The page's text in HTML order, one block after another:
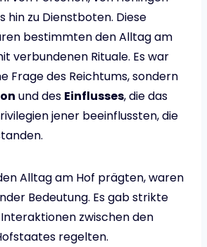
hin zu Dienstboten. Diese
bestimmten den Alltag am
verbundenen Rituale. Es war
Frage des Reichtums, sondern
und des Einflusses, die das
jener beeinflussten, die
Alltag am Hof prägten, waren
Bedeutung. Es gab strikte
zwischen den
regelten.